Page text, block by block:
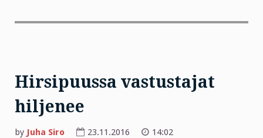
Hirsipuussa vastustajat
hiljenee
by Juha Siro 23.11.2016
14:02